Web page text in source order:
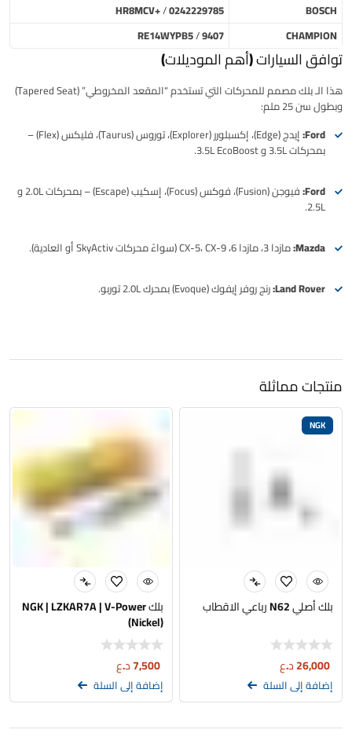
BOSCH
HR8MCV+/0242229785
CHAMPION
9407
/
RE14WYPB5
توافق السيارات (أهم الموديلات)
هذا الـبلك
مصمم للمحركات التي تستخدم “المقعد المخروطي” (Tapered Seat)
وبطول سن 25 ملم:
Ford:
إيدج (Edge)، إكسبلورر (Explorer)، توروس (Taurus)، فليكس (Flex) –
بمحركات 3.5L و 3.5L EcoBoost.
Ford:
فيوجن (Fusion)، فوكس (Focus)، إسكيب (Escape) – بمحركات 2.0L و
2.5L.
Mazda: مازدا 3، مازدا 6، CX-5، CX-9 (سواءً محركات SkyActiv أو العادية).
Land Rover: رنج روفر إيفوك (Evoque) بمحرك 2.0L توربو.
منتجات مماثلة
NGK
بلك أصلي N62 رباعي الاقطاب
26,000د.ع
إضافة إلى السلة
بلك NGK | LZKAR7A | V-Power
(Nickel)
7,500د.ع
إضافة إلى السلة